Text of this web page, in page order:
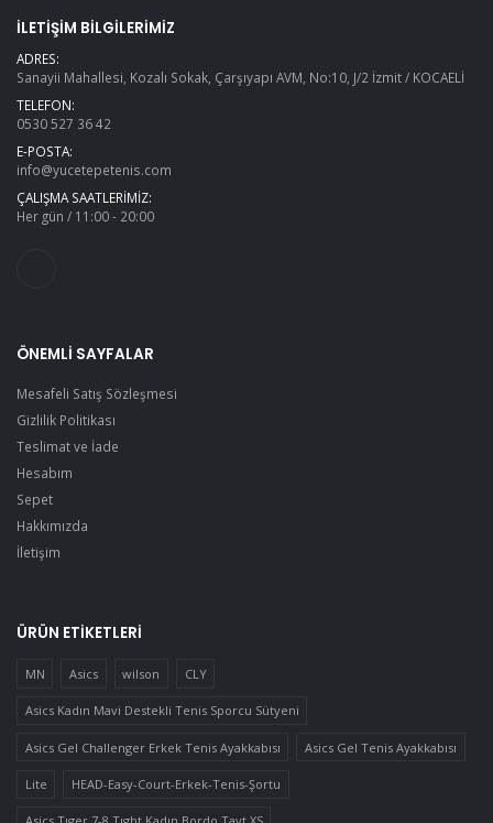
İLETIŞIM BILGILERIMIZ
ADRES:
Sanayii Mahallesi, Kozalı Sokak, Çarşıyapı AVM, No:10, J/2 İzmit / KOCAELİ
TELEFON:
0530 527 36 42
E-POSTA:
info@yucetepetenis.com
ÇALIŞMA SAATLERIMIZ:
Her gün / 11:00 - 20:00
ÖNEMLI SAYFALAR
Mesafeli Satış Sözleşmesi
Gizlilik Politikası
Teslimat ve İade
Hesabım
Sepet
Hakkımızda
İletişim
ÜRÜN ETIKETLERI
MN Asics wilson CLY
Asics Kadın Mavi Destekli Tenis Sporcu Sütyeni
Asics Gel Challenger Erkek Tenis Ayakkabısı Asics Gel Tenis Ayakkabısı
Lite HEAD-Easy-Court-Erkek-Tenis-Şortu